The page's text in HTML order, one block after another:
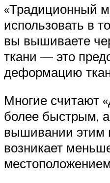
«Традиционный
использовать в
вы вышиваете
ткани — это
деформацию
Многие считают
более быстрым,
вышивании этим
возникает